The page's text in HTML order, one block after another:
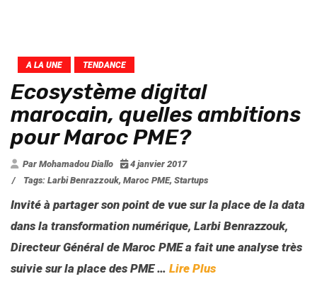
A LA UNE TENDANCE
Ecosystème digital
marocain, quelles ambitions
pour Maroc PME?
Par Mohamadou Diallo
4 janvier 2017
/
Tags: Larbi Benrazzouk, Maroc PME, Startups
Invité à partager son point de vue sur la place de la data
dans la transformation numérique, Larbi Benrazzouk,
Directeur Général de Maroc PME a fait une analyse très
suivie sur la place des PME… Lire Plus